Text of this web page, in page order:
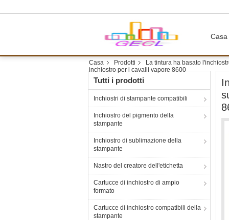
Casa
Casa Prodotti
La tintura ha basato
inchiostro per i cavalli vapore 8600
Tutti i prodotti
Inchiostri di stampante compatibili
Inchiostro del pigmento della
stampante
Inchiostro di sublimazione della
stampante
Nastro del creatore dell'etichetta
Cartucce di inchiostro di ampio
formato
Cartucce di inchiostro compatibili della
stampante